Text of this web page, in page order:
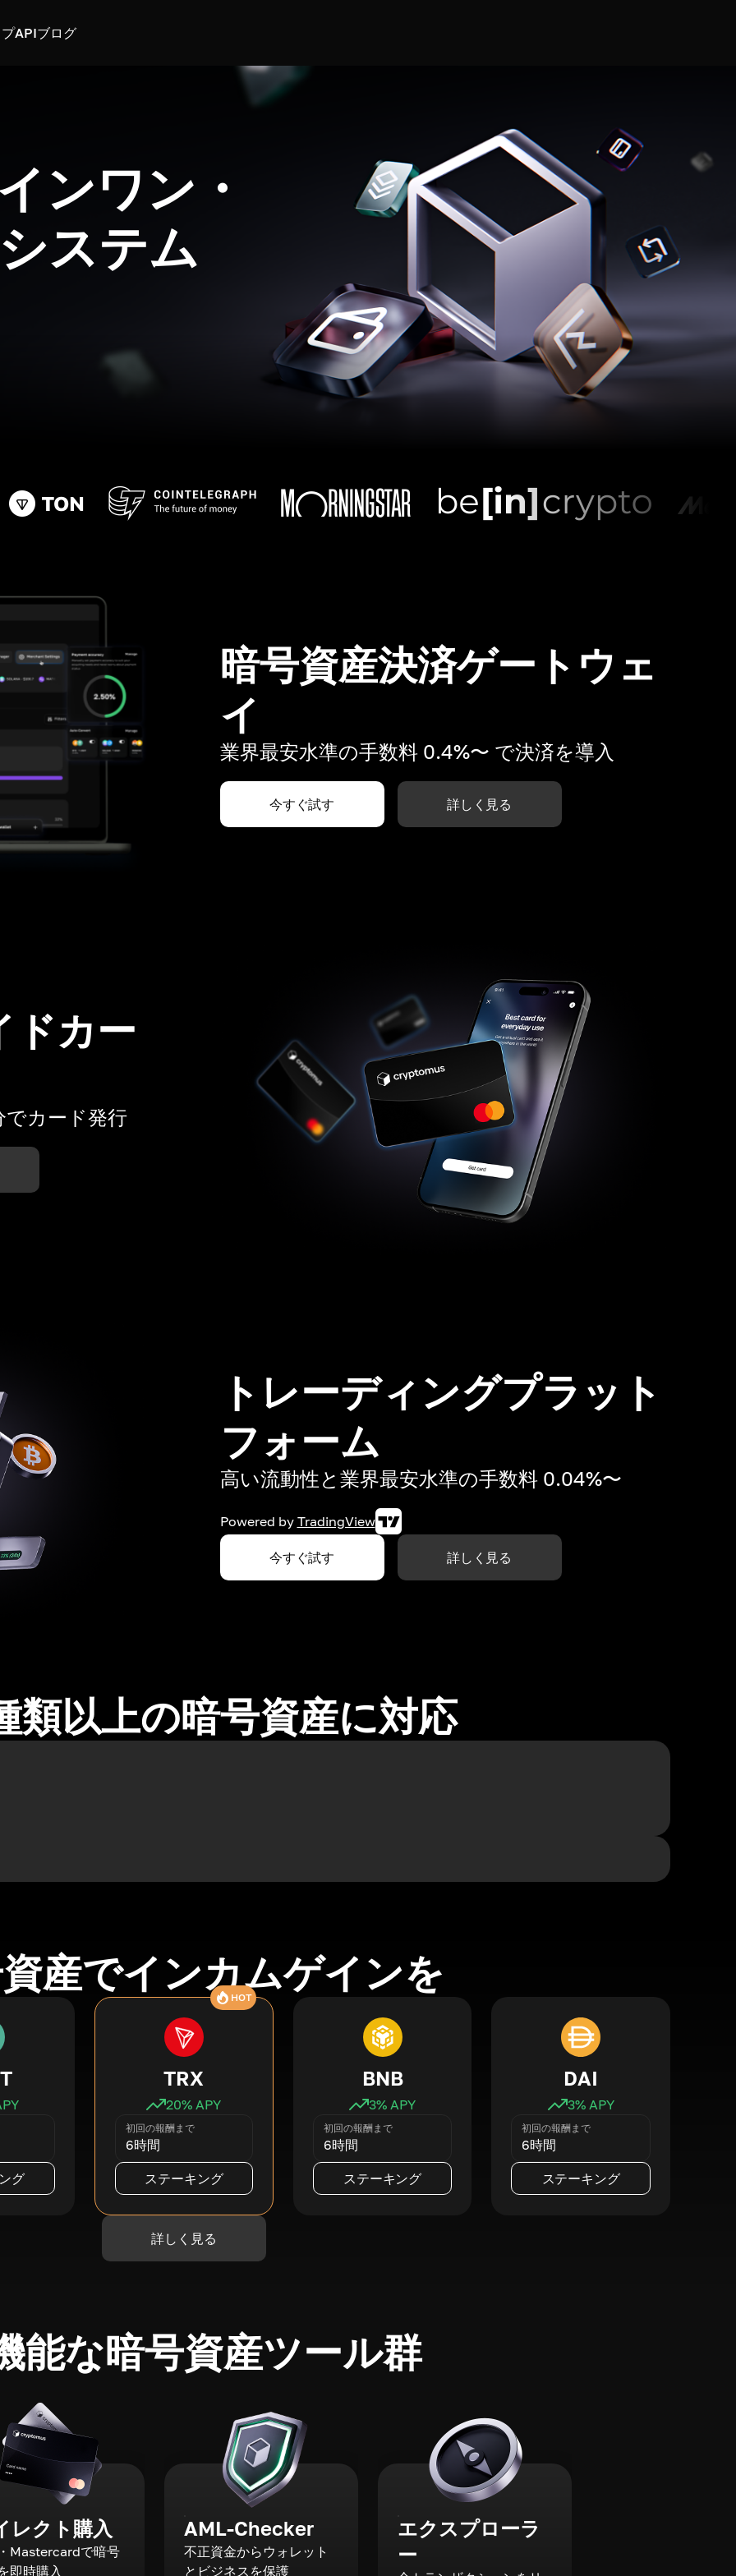
APIブログ
ンワン・
ステム
暗号資産決済ゲートウェ
イ
業界最安水準の手数料 0.4%〜 で決済を導入
今すぐ試す 詳しく見る
ドカー
でカード発行
トレーディングプラット
フォーム
高い流動性と業界最安水準の手数料 0.04%〜
Powered by TradingView
今すぐ試す 詳しく見る
類以上の暗号資産に対応
産でインカムゲインを
グ
HOT
TRX
20% APY
初回の報酬まで
6時間
ステーキング
BNB
3% APY
初回の報酬まで
6時間
ステーキング
DAI
3% APY
初回の報酬まで
6時間
ステーキング
詳しく見る
能な暗号資産ツール群
レクト購入
Mastercardで暗号
即時購入
AML-Checker
不正資金からウォレット
とビジネスを保護
エクスプローラ
ー